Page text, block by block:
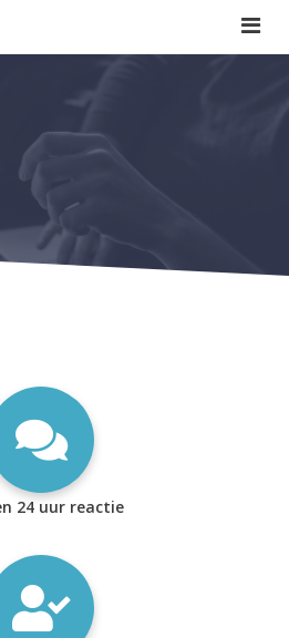
reviews
bij jou in de buurt?
Offerte
beginners +
+
24 uur reactie